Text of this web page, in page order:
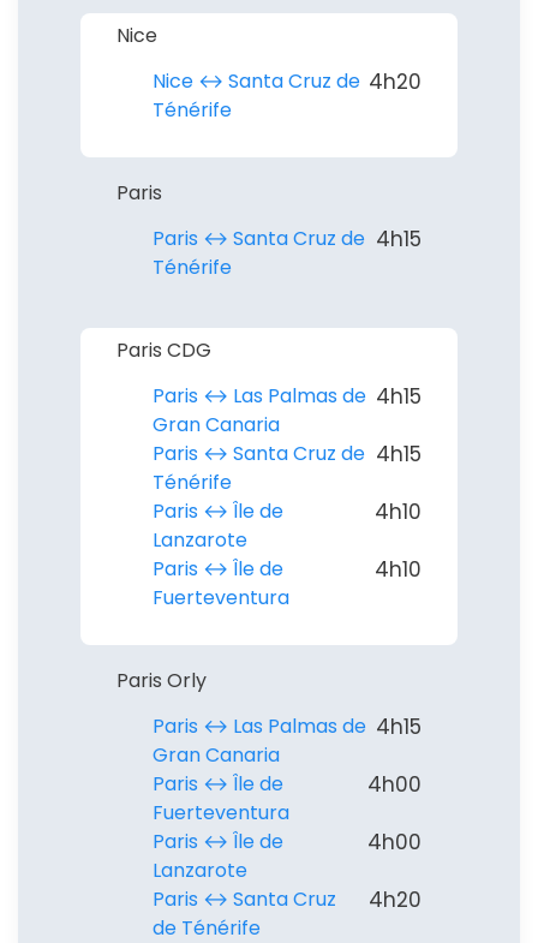
Nice
Nice ↔︎ Santa Cruz de
Ténérife
4h20
Paris
Paris ↔︎ Santa Cruz de
Ténérife
4h15
Paris CDG
Paris ↔︎ Las Palmas de
Gran Canaria
4h15
Paris ↔︎ Santa Cruz de
Ténérife
4h15
Paris ↔︎ Île de
Lanzarote
4h10
Paris ↔︎ Île de
Fuerteventura
4h10
Paris Orly
Paris ↔︎ Las Palmas de
Gran Canaria
4h15
Paris ↔︎ Île de
Fuerteventura
4h00
Paris ↔︎ Île de
Lanzarote
4h00
Paris ↔︎ Santa Cruz
de Ténérife
4h20